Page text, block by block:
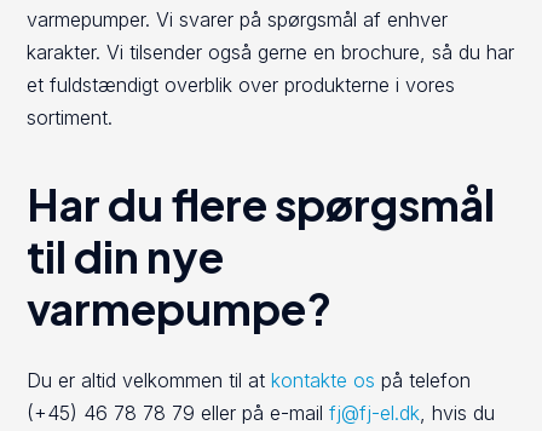
varmepumper. Vi svarer på spørgsmål af enhver
karakter. Vi tilsender også gerne en brochure, så du har
et fuldstændigt overblik over produkterne i vores
sortiment.
Har du flere spørgsmål
til din nye
varmepumpe?
Du er altid velkommen til atkontakte os på telefon
(+45) 46 78 78 79 eller på e-mailfj@fj-el.dk , hvis du